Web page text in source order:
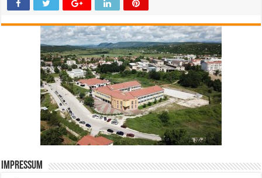
Impressum